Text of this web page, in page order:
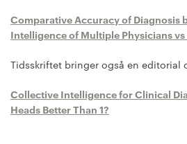
Comparative Accuracy of Diagnosis
Intelligence of Multiple Physicians
Tidsskriftet bringer også en editorial
Collective Intelligence for Clinical
Heads Better Than 1?